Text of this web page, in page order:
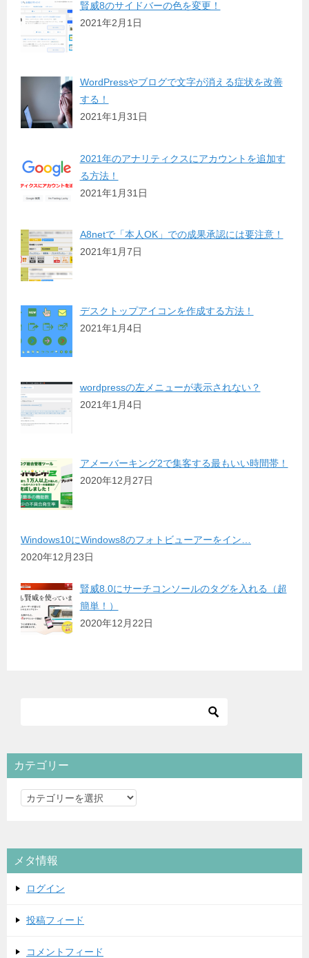
賢威8のサイドバーの色を変更！
2021年2月1日
WordPressやブログで文字が消える症状を改善
する！
2021年1月31日
2021年のアナリティクスにアカウントを追加す
る方法！
2021年1月31日
A8netで「本人OK」での成果承認には要注意！
2021年1月7日
デスクトップアイコンを作成する方法！
2021年1月4日
wordpressの左メニューが表示されない？
2021年1月4日
アメーバーキング2で集客する最もいい時間帯！
2020年12月27日
Windows10にWindows8のフォトビューアーをイン…
2020年12月23日
賢威8.0にサーチコンソールのタグを入れる（超
簡単！）
2020年12月22日
カテゴリー
カ
リ
ー
メタ情報
ログイン
投稿フィード
コメントフィード